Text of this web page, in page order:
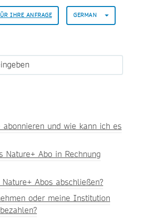
IHRE ANFRAGE GERMAN
abonnieren und wie kann ich es
Nature+ Abo in Rechnung
Abos abschließen?
oder meine Institution